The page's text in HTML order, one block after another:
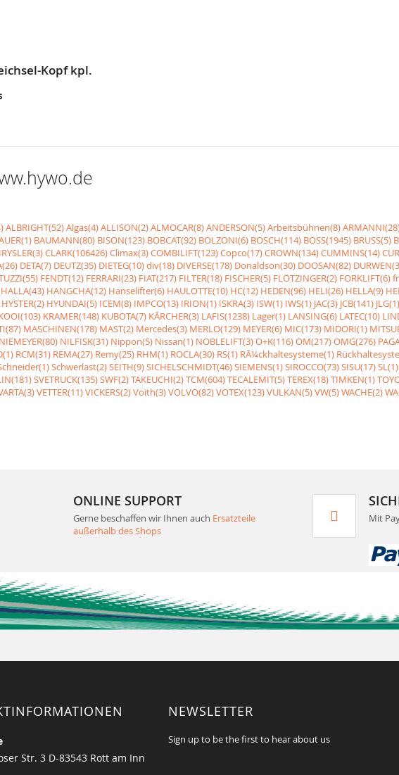
Kopf kpl.
ALBRIGHT(52)Algas(4)ALLISON(2)ALMOCAR(8)ANDERSON(5)Arbeitsbühnen(8)
BAUMANN(80) BISON(123) BOBCAT(92) BOLZONI(6) BOSCH(114) BOSS(1945) BRUSS(5)
CLARK(106426)Climax(3)COMBILIFT(123)Copco(17)CROWN(134)CUMMINS(14)
DETA(7) DEUTZ(35) DIETEG(10)div(18) DIVERSE(178) Donaldson(30) DOOSAN(82)
FENDT(12) FERRARI(23) FIAT(217) FILTER(18) FISCHER(5) FLÖTZINGER(2) FORKLIFT(6)
HALLA(43) HANGCHA(12) Hanselifter(6) HAULOTTE(10) HC(12) HEDEN(96) HELI(26) HELLA(9)
HYSTER(2) HYUNDAI(5) ICEM(8) IMPCO(13) IRION(1) ISKRA(3) ISW(1) IWS(1) JAC(3) JCB(141) JLG(1)
KRAMER(148) KUBOTA(7) KÃRCHER(3) LAFIS(1238) Lager(1) LANSING(6) LATEC(10)
MASCHINEN(178) MAST(2) Mercedes(3) MERLO(129) MEYER(6) MIC(173) MIDORI(1)
NIEMEYER(80) NILFISK(31) Nippon(5) Nissan(1) NOBLELIFT(3)O+K(116)OM(217)OMG(276)
RCM(31) REMA(27) Remy(25) RHM(1) ROCLA(30) RS(1) RÃ¼ckhaltesysteme(1)
Schwerlast(2)SEITH(9)SICHELSCHMIDT(46)SIEMENS(1)SIROCCO(73)SISU(17)SL(1)
SVETRUCK(135)SWF(2)TAKEUCHI(2)TCM(604)TECALEMIT(5)TEREX(18)TIMKEN(1)
VETTER(11)VICKERS(2)Voith(3)VOLVO(82)VOTEX(123)VULKAN(5)VW(5)WACHE(2)
ONLINE SUPPORT
Gerne beschaffen wir Ihnen auch Ersatzteile
außerhalb des Shops
Mit
Str. 3 D-83543 Rott am Inn
NEWSLETTER
Sign up to be the first to hear about us